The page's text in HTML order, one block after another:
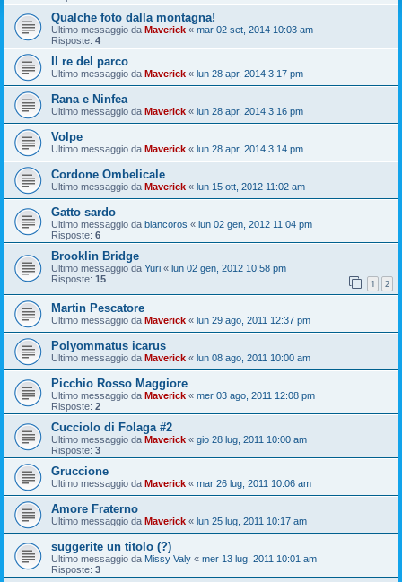
Qualche foto dalla montagna!
Ultimo messaggio da Maverick « mar 02 set, 2014 10:03 am
Risposte: 4
Il re del parco
Ultimo messaggio da Maverick « lun 28 apr, 2014 3:17 pm
Rana e Ninfea
Ultimo messaggio da Maverick « lun 28 apr, 2014 3:16 pm
Volpe
Ultimo messaggio da Maverick « lun 28 apr, 2014 3:14 pm
Cordone Ombelicale
Ultimo messaggio da Maverick « lun 15 ott, 2012 11:02 am
Gatto sardo
Ultimo messaggio da biancoros « lun 02 gen, 2012 11:04 pm
Risposte: 6
Brooklin Bridge
Ultimo messaggio da Yuri « lun 02 gen, 2012 10:58 pm
Risposte: 15 1 2
Martin Pescatore
Ultimo messaggio da Maverick « lun 29 ago, 2011 12:37 pm
Polyommatus icarus
Ultimo messaggio da Maverick « lun 08 ago, 2011 10:00 am
Picchio Rosso Maggiore
Ultimo messaggio da Maverick « mer 03 ago, 2011 12:08 pm
Risposte: 2
Cucciolo di Folaga #2
Ultimo messaggio da Maverick « gio 28 lug, 2011 10:00 am
Risposte: 3
Gruccione
Ultimo messaggio da Maverick « mar 26 lug, 2011 10:06 am
Amore Fraterno
Ultimo messaggio da Maverick « lun 25 lug, 2011 10:17 am
suggerite un titolo (?)
Ultimo messaggio da Missy Valy « mer 13 lug, 2011 10:01 am
Risposte: 3